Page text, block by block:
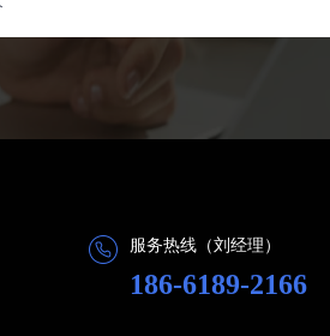
服务热线（刘经理）
186-6189-2166